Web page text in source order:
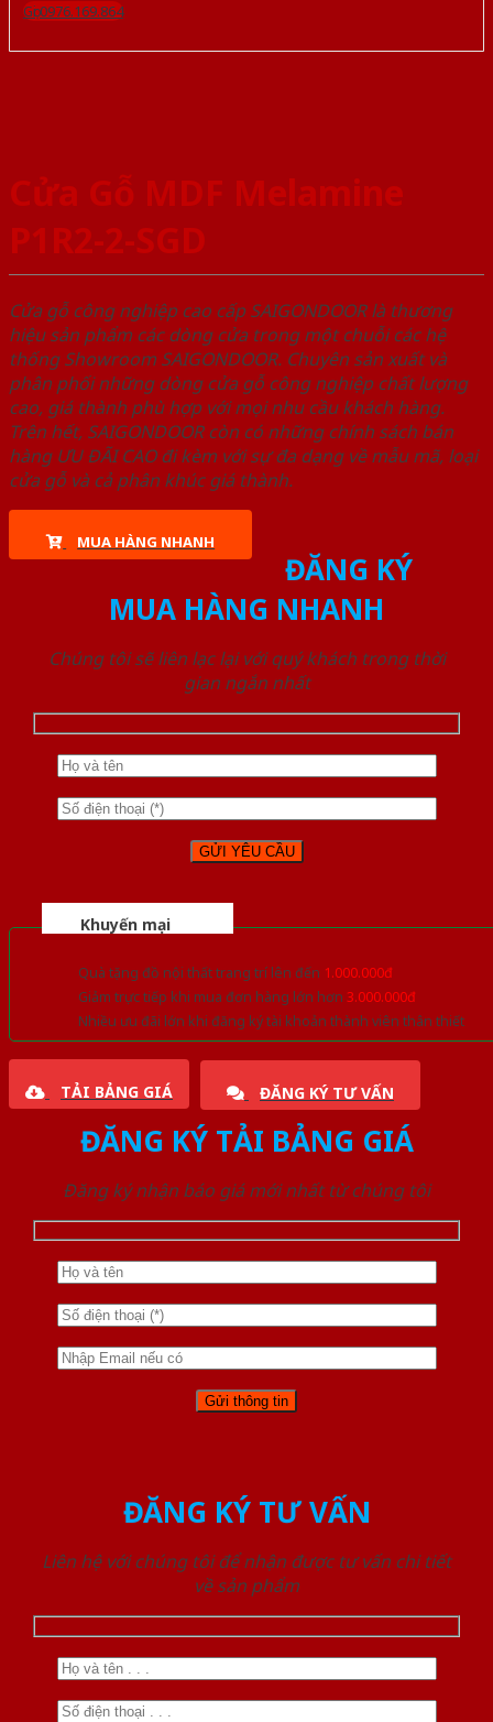
Gọi 0976.169.864
Cửa Gỗ MDF Melamine
P1R2-2-SGD
Cửa gỗ công nghiệp cao cấp SAIGONDOOR là thương
hiệu sản phẩm các dòng cửa trong một chuỗi các hệ
thống Showroom SAIGONDOOR. Chuyên sản xuất và
phân phối những dòng cửa gỗ công nghiệp chất lượng
cao, giá thành phù hợp với mọi nhu cầu khách hàng.
Trên hết, SAIGONDOOR còn có những chính sách bán
hàng ƯU ĐÃI CAO đi kèm với sự đa dạng về mẫu mã, loại
cửa gỗ và cả phân khúc giá thành.
MUA HÀNG NHANH
ĐĂNG KÝ
MUA HÀNG NHANH
Chúng tôi sẽ liên lạc lại với quý khách trong thời
gian ngắn nhất
Khuyến mại
Quà tặng đồ nội thất trang trí lên đến 1.000.000đ
Giảm trực tiếp khi mua đơn hàng lớn hơn 3.000.000đ
Nhiều ưu đãi lớn khi đăng ký tài khoản thành viên thân thiết
TẢI BẢNG GIÁ ĐĂNG KÝ TƯ VẤN
ĐĂNG KÝ TẢI BẢNG GIÁ
Đăng ký nhận báo giá mới nhất từ chúng tôi
ĐĂNG KÝ TƯ VẤN
Liên hệ với chúng tôi để nhận được tư vấn chi tiết
về sản phẩm